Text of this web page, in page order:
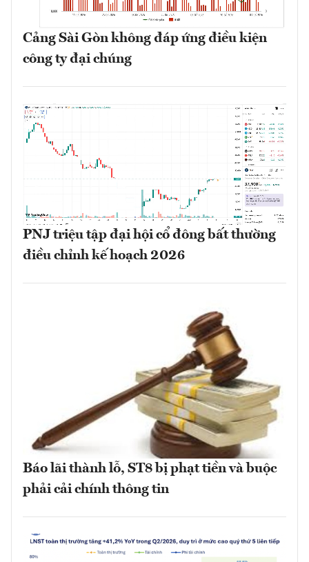
Cảng Sài Gòn không đáp ứng điều kiện
công ty đại chúng
PNJ triệu tập đại hội cổ đông bất thường
điều chỉnh kế hoạch 2026
Báo lãi thành lỗ, ST8 bị phạt tiền và buộc
phải cải chính thông tin